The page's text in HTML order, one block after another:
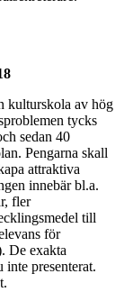
kulturskola av hög
tycks
sedan 40
Pengarna skall
attraktiva
innebär bl.a.
fler
till
för
De exakta
inte presenterat.